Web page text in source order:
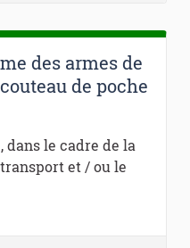
des armes de
de poche
dans le cadre de la
et / ou le